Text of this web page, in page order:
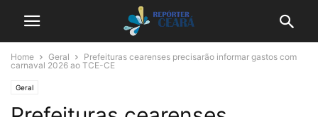
Home Geral
Prefeituras cearenses precisarão informar gastos com
carnaval 2026 ao TCE-CE
Geral